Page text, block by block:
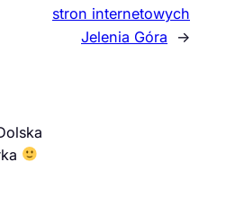
stron internetowych
Jelenia Góra
→